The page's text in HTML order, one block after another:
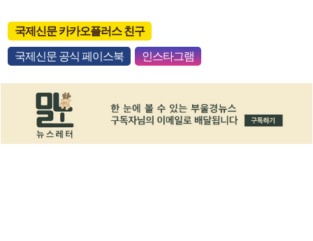
국제신문 카카오플러스 친구
국제신문 공식 페이스북 인스타그램